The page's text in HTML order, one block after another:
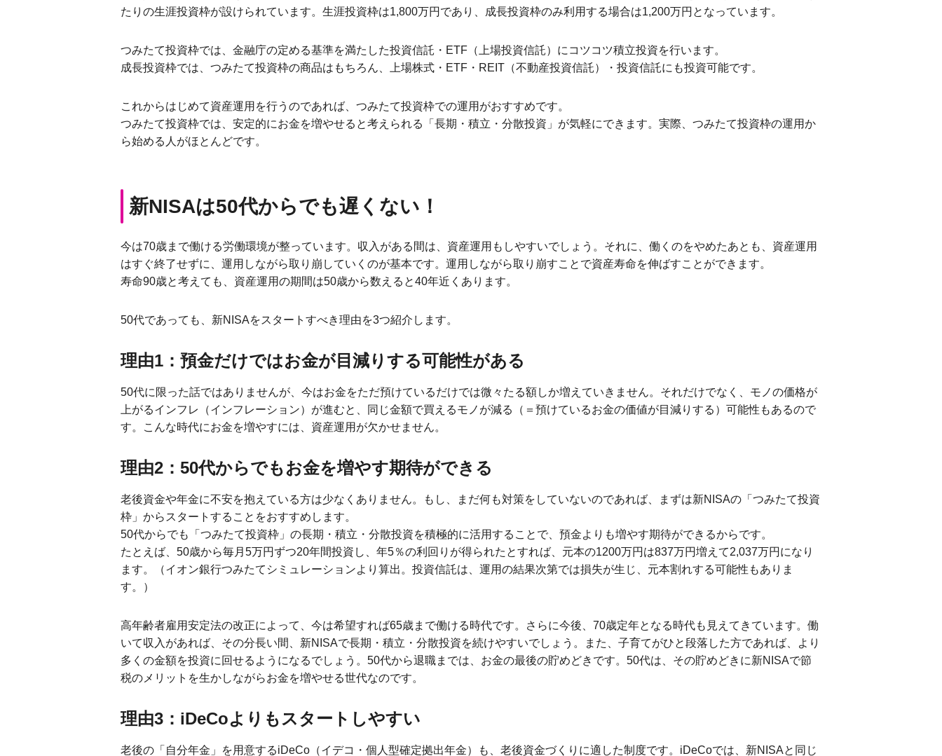
たりの生涯投資枠が設けられています。生涯投資枠は1,800万円であり、成長投資枠のみ利用する場合は1,200万円となっています。
つみたて投資枠では、金融庁の定める基準を満たした投資信託・ETF（上場投資信託）にコツコツ積立投資を行います。
成長投資枠では、つみたて投資枠の商品はもちろん、上場株式・ETF・REIT（不動産投資信託）・投資信託にも投資可能です。
これからはじめて資産運用を行うのであれば、つみたて投資枠での運用がおすすめです。
つみたて投資枠では、安定的にお金を増やせると考えられる「長期・積立・分散投資」が気軽にできます。実際、つみたて投資枠の運用か
ら始める人がほとんどです。
新NISAは50代からでも遅くない！
今は70歳まで働ける労働環境が整っています。収入がある間は、資産運用もしやすいでしょう。それに、働くのをやめたあとも、資産運用
はすぐ終了せずに、運用しながら取り崩していくのが基本です。運用しながら取り崩すことで資産寿命を伸ばすことができます。
寿命90歳と考えても、資産運用の期間は50歳から数えると40年近くあります。
50代であっても、新NISAをスタートすべき理由を3つ紹介します。
理由1：預金だけではお金が目減りする可能性がある
50代に限った話ではありませんが、今はお金をただ預けているだけでは微々たる額しか増えていきません。それだけでなく、モノの価格が
上がるインフレ（インフレーション）が進むと、同じ金額で買えるモノが減る（＝預けているお金の価値が目減りする）可能性もあるので
す。こんな時代にお金を増やすには、資産運用が欠かせません。
理由2：50代からでもお金を増やす期待ができる
老後資金や年金に不安を抱えている方は少なくありません。もし、まだ何も対策をしていないのであれば、まずは新NISAの「つみたて投資
枠」からスタートすることをおすすめします。
50代からでも「つみたて投資枠」の長期・積立・分散投資を積極的に活用することで、預金よりも増やす期待ができるからです。
たとえば、50歳から毎月5万円ずつ20年間投資し、年5％の利回りが得られたとすれば、元本の1200万円は837万円増えて2,037万円になり
ます。（イオン銀行つみたてシミュレーションより算出。投資信託は、運用の結果次第では損失が生じ、元本割れする可能性もありま
す。）
高年齢者雇用安定法の改正によって、今は希望すれば65歳まで働ける時代です。さらに今後、70歳定年となる時代も見えてきています。働
いて収入があれば、その分長い間、新NISAで長期・積立・分散投資を続けやすいでしょう。また、子育てがひと段落した方であれば、より
多くの金額を投資に回せるようになるでしょう。50代から退職までは、お金の最後の貯めどきです。50代は、その貯めどきに新NISAで節
税のメリットを生かしながらお金を増やせる世代なのです。
理由3：iDeCoよりもスタートしやすい
老後の「自分年金」を用意するiDeCo（イデコ・個人型確定拠出年金）も、老後資金づくりに適した制度です。iDeCoでは、新NISAと同じ